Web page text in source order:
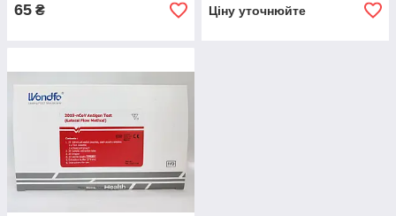
65 ₴ Ціну уточнюйте